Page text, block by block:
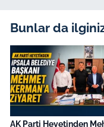
Bunlar da
AK Parti Heyetinden